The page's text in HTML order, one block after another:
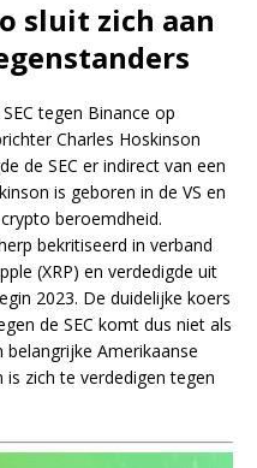
sluit zich aan
tegen Binance op
Charles Hoskinson
de SEC er indirect van een
is geboren in de VS en
beroemdheid.
bekritiseerd in verband
(XRP) en verdedigde uit
2023. De duidelijke koers
de SEC komt dus niet als
Amerikaanse
zich te verdedigen tegen